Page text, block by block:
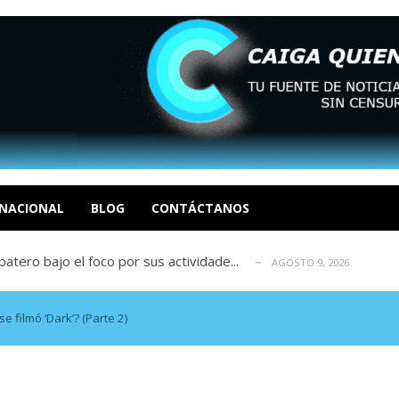
BLOG CONTÁCTANOS
en Venezuela tras finalizar su mis... AGOSTO 9, 2026
fondos para afectados por los terr... AGOSTO 9, 2026
deja un policía muerto AGOSTO 9, 2026
bajo el foco por sus actividade...
las secuelas que deja la prisión ... AGOSTO 9, 2026
en Venezuela tras finalizar su mis... AGOSTO 9, 2026
fondos para afectados por los terr...
deja un policía muerto AGOSTO 9, 2026
filmó ‘Dark’? (Parte 2)